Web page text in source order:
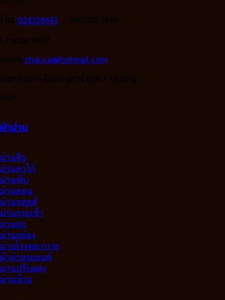
024326693
chai.ca@hotmail.com
ผ้าม่าน
ม่านจีบ
ม่านตาไก่
ม่านพับ
ม่านลอน
ม่านหลุยส์
ม่านกระเช้า
ม่านยก
ม่านกล่อง
ม่านโรงพยาบาล
ผ้าม่านรถยนต์
ม่านปรับแสง
ม่านม้วน